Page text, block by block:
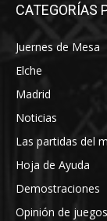
CATEGORÍAS
Juernes de Mesa
Elche
Madrid
Noticias
Las partidas del
Hoja de Ayuda
Demostraciones
Opinión de juegos